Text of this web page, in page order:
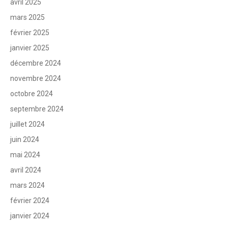
avril 2025
mars 2025
février 2025
janvier 2025
décembre 2024
novembre 2024
octobre 2024
septembre 2024
juillet 2024
juin 2024
mai 2024
avril 2024
mars 2024
février 2024
janvier 2024